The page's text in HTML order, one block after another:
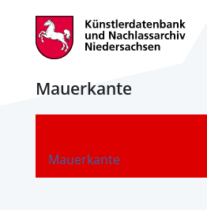
Mauerkante
Mauerkante